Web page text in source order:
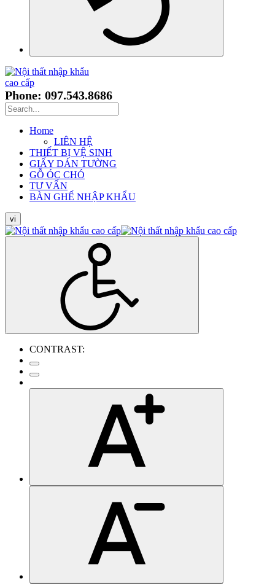
Phone: 097.543.8686
Home
LIÊN HỆ
THIẾT BỊ VỆ SINH
GIẤY DÁN TƯỜNG
GỖ ÓC CHÓ
TƯ VẤN
BÀN GHẾ NHẬP KHẨU
vi
CONTRAST: